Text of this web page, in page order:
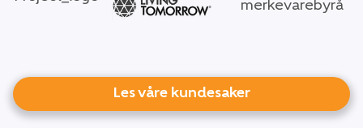
Les våre kundesaker